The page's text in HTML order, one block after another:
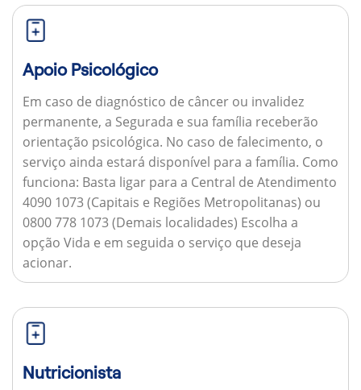
Apoio Psicológico
Em caso de diagnóstico de câncer ou invalidez
permanente, a Segurada e sua família receberão
orientação psicológica. No caso de falecimento, o
serviço ainda estará disponível para a família. Como
funciona: Basta ligar para a Central de Atendimento
4090 1073 (Capitais e Regiões Metropolitanas) ou
0800 778 1073 (Demais localidades) Escolha a
opção Vida e em seguida o serviço que deseja
acionar.
Nutricionista